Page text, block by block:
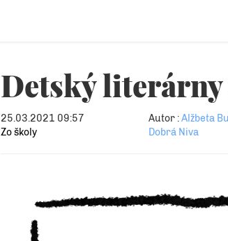
Detský literárny
25.03.2021 09:57
Zo školy
Autor :Alžbeta
Dobrá Niva